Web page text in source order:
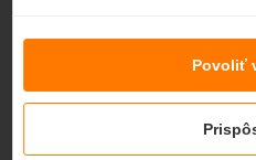
Nenašli ste hotel
Zobraziť hotely
Povoliť